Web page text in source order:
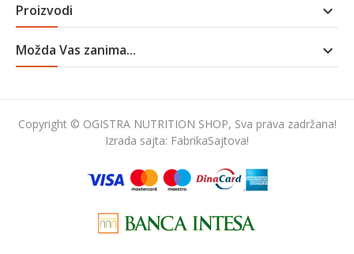
Proizvodi 
Možda Vas zanima... 
Copyright © OGISTRA NUTRITION SHOP, Sva prava zadržana!
Izrada sajta: FabrikaSajtova!